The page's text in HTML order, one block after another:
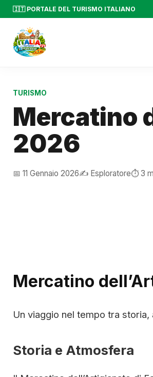
🇮🇹 PORTALE DEL TURISMO ITALIANO
TURISMO
Mercatino
2026
📅 11 Gennaio 2026✍️ Esploratore⏱️ 3
Mercatino
Un viaggio nel tempo tra storia,
Storia e Atmosfera